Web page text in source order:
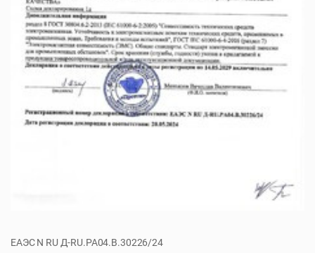
ЕАЭС N RU Д-RU.РА04.B.30226/24